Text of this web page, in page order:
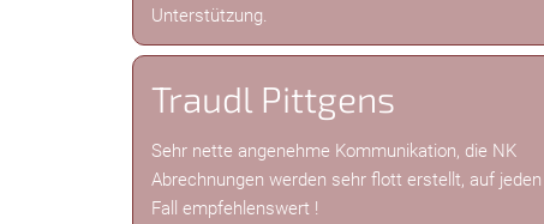
Unterstützung.
Traudl Pittgens
Sehr nette angenehme Kommunikation, die NK
Abrechnungen werden sehr flott erstellt, auf jeden
Fall empfehlenswert !